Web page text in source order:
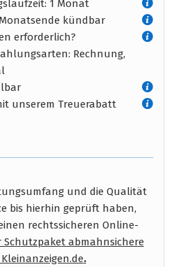
1 Monat
kündbar
erforderlich?
Rechnung,
unserem Treuerabatt
und die Qualität
bis hierhin geprüft haben,
rechtssicheren Online-
Schutzpaket abmahnsichere
.